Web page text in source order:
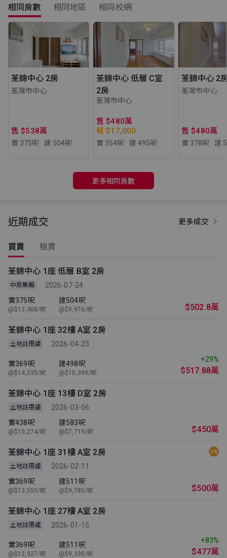
相同房數 相同地區 相同校網
荃錦中心 2房
荃灣市中心
售 $538萬
實 375呎 建 504呎
荃錦中心 低層 C室
2房
荃灣市中心
售 $480萬
租 $17,000
實 354呎 建 495呎
荃錦中心 2
荃灣市中心
售 $480萬
實 378呎 建
更多相同房數
近期成交 更多成交
買賣 租賃
荃錦中心 1座 低層 B室 2房
中原集團
2026-07-24
實375呎
@$13,408/呎
建504呎
@$9,976/呎 $502.8萬
荃錦中心 1座 32樓 A室 2房
土地註冊處 2026-04-23
實369呎
@$14,035/呎
建498呎
@$10,399/呎
+29%
$517.88萬
荃錦中心 1座 13樓 D室 2房
土地註冊處
2026-03-06
實438呎
@$10,274/呎
建583呎
@$7,719/呎 $450萬
荃錦中心 1座 31樓 A室 2房
土地註冊處
2026-02-11
實369呎
@$13,550/呎
建511呎
@$9,785/呎 $500萬
荃錦中心 1座 27樓 A室 2房
土地註冊處 2026-01-15
實369呎
@$12,927/呎
建511呎
@$9,335/呎
+83%
$477萬